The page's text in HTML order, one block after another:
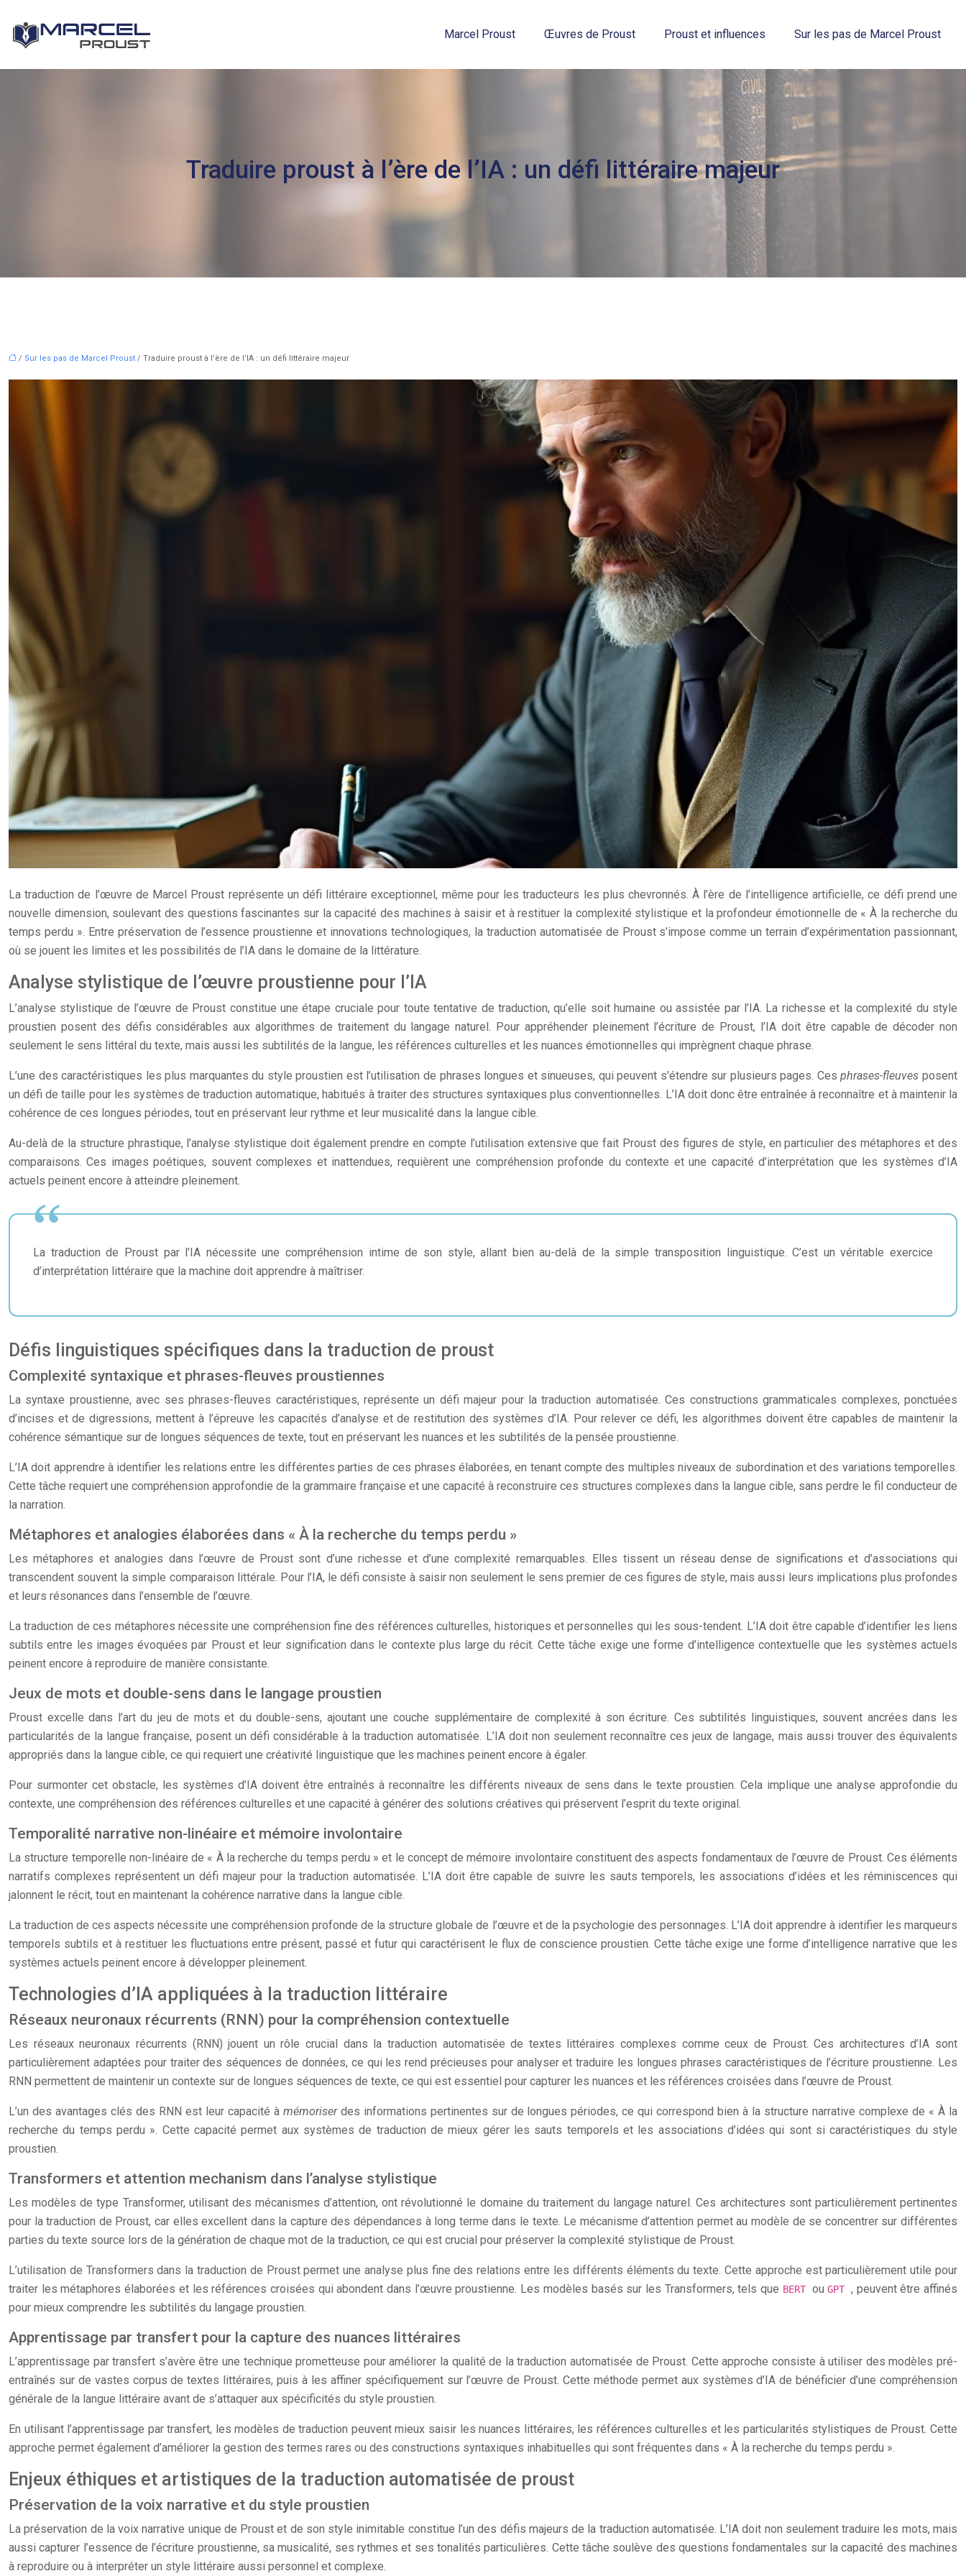
Marcel Proust Œuvres de Proust Proust et influences Sur les pas de Marcel Proust
Traduire proust à l’ère de l’IA : un défi littéraire majeur
/ Sur les pas de Marcel Proust / Traduire proust à l’ère de l’IA : un défi littéraire majeur
La traduction de l’œuvre de Marcel Proust représente un défi littéraire exceptionnel, même pour les traducteurs les plus chevronnés. À l’ère de l’intelligence artificielle, ce défi prend une
nouvelle dimension, soulevant des questions fascinantes sur la capacité des machines à saisir et à restituer la complexité stylistique et la profondeur émotionnelle de « À la recherche du
temps perdu ». Entre préservation de l’essence proustienne et innovations technologiques, la traduction automatisée de Proust s’impose comme un terrain d’expérimentation passionnant,
où se jouent les limites et les possibilités de l’IA dans le domaine de la littérature.
Analyse stylistique de l’œuvre proustienne pour l’IA
L’analyse stylistique de l’œuvre de Proust constitue une étape cruciale pour toute tentative de traduction, qu’elle soit humaine ou assistée par l’IA. La richesse et la complexité du style
proustien posent des défis considérables aux algorithmes de traitement du langage naturel. Pour appréhender pleinement l’écriture de Proust, l’IA doit être capable de décoder non
seulement le sens littéral du texte, mais aussi les subtilités de la langue, les références culturelles et les nuances émotionnelles qui imprègnent chaque phrase.
L’une des caractéristiques les plus marquantes du style proustien est l’utilisation de phrases longues et sinueuses, qui peuvent s’étendre sur plusieurs pages. Cesphrases-fleuvesposent
un défi de taille pour les systèmes de traduction automatique, habitués à traiter des structures syntaxiques plus conventionnelles. L’IA doit donc être entraînée à reconnaître et à maintenir la
cohérence de ces longues périodes, tout en préservant leur rythme et leur musicalité dans la langue cible.
Au-delà de la structure phrastique, l’analyse stylistique doit également prendre en compte l’utilisation extensive que fait Proust des figures de style, en particulier des métaphores et des
comparaisons. Ces images poétiques, souvent complexes et inattendues, requièrent une compréhension profonde du contexte et une capacité d’interprétation que les systèmes d’IA
actuels peinent encore à atteindre pleinement.
La traduction de Proust par l’IA nécessite une compréhension intime de son style, allant bien au-delà de la simple transposition linguistique. C’est un véritable exercice
d’interprétation littéraire que la machine doit apprendre à maîtriser.
Défis linguistiques spécifiques dans la traduction de proust
Complexité syntaxique et phrases-fleuves proustiennes
La syntaxe proustienne, avec ses phrases-fleuves caractéristiques, représente un défi majeur pour la traduction automatisée. Ces constructions grammaticales complexes, ponctuées
d’incises et de digressions, mettent à l’épreuve les capacités d’analyse et de restitution des systèmes d’IA. Pour relever ce défi, les algorithmes doivent être capables de maintenir la
cohérence sémantique sur de longues séquences de texte, tout en préservant les nuances et les subtilités de la pensée proustienne.
L’IA doit apprendre à identifier les relations entre les différentes parties de ces phrases élaborées, en tenant compte des multiples niveaux de subordination et des variations temporelles.
Cette tâche requiert une compréhension approfondie de la grammaire française et une capacité à reconstruire ces structures complexes dans la langue cible, sans perdre le fil conducteur de
la narration.
Métaphores et analogies élaborées dans « À la recherche du temps perdu »
Les métaphores et analogies dans l’œuvre de Proust sont d’une richesse et d’une complexité remarquables. Elles tissent un réseau dense de significations et d’associations qui
transcendent souvent la simple comparaison littérale. Pour l’IA, le défi consiste à saisir non seulement le sens premier de ces figures de style, mais aussi leurs implications plus profondes
et leurs résonances dans l’ensemble de l’œuvre.
La traduction de ces métaphores nécessite une compréhension fine des références culturelles, historiques et personnelles qui les sous-tendent. L’IA doit être capable d’identifier les liens
subtils entre les images évoquées par Proust et leur signification dans le contexte plus large du récit. Cette tâche exige une forme d’intelligence contextuelle que les systèmes actuels
peinent encore à reproduire de manière consistante.
Jeux de mots et double-sens dans le langage proustien
Proust excelle dans l’art du jeu de mots et du double-sens, ajoutant une couche supplémentaire de complexité à son écriture. Ces subtilités linguistiques, souvent ancrées dans les
particularités de la langue française, posent un défi considérable à la traduction automatisée. L’IA doit non seulement reconnaître ces jeux de langage, mais aussi trouver des équivalents
appropriés dans la langue cible, ce qui requiert une créativité linguistique que les machines peinent encore à égaler.
Pour surmonter cet obstacle, les systèmes d’IA doivent être entraînés à reconnaître les différents niveaux de sens dans le texte proustien. Cela implique une analyse approfondie du
contexte, une compréhension des références culturelles et une capacité à générer des solutions créatives qui préservent l’esprit du texte original.
Temporalité narrative non-linéaire et mémoire involontaire
La structure temporelle non-linéaire de « À la recherche du temps perdu » et le concept de mémoire involontaire constituent des aspects fondamentaux de l’œuvre de Proust. Ces éléments
narratifs complexes représentent un défi majeur pour la traduction automatisée. L’IA doit être capable de suivre les sauts temporels, les associations d’idées et les réminiscences qui
jalonnent le récit, tout en maintenant la cohérence narrative dans la langue cible.
La traduction de ces aspects nécessite une compréhension profonde de la structure globale de l’œuvre et de la psychologie des personnages. L’IA doit apprendre à identifier les marqueurs
temporels subtils et à restituer les fluctuations entre présent, passé et futur qui caractérisent le flux de conscience proustien. Cette tâche exige une forme d’intelligence narrative que les
systèmes actuels peinent encore à développer pleinement.
Technologies d’IA appliquées à la traduction littéraire
Réseaux neuronaux récurrents (RNN) pour la compréhension contextuelle
Les réseaux neuronaux récurrents (RNN) jouent un rôle crucial dans la traduction automatisée de textes littéraires complexes comme ceux de Proust. Ces architectures d’IA sont
particulièrement adaptées pour traiter des séquences de données, ce qui les rend précieuses pour analyser et traduire les longues phrases caractéristiques de l’écriture proustienne. Les
RNN permettent de maintenir un contexte sur de longues séquences de texte, ce qui est essentiel pour capturer les nuances et les références croisées dans l’œuvre de Proust.
L’un des avantages clés des RNN est leur capacité à mémoriser des informations pertinentes sur de longues périodes, ce qui correspond bien à la structure narrative complexe de « À la
recherche du temps perdu ». Cette capacité permet aux systèmes de traduction de mieux gérer les sauts temporels et les associations d’idées qui sont si caractéristiques du style
proustien.
Transformers et attention mechanism dans l’analyse stylistique
Les modèles de type Transformer, utilisant des mécanismes d’attention, ont révolutionné le domaine du traitement du langage naturel. Ces architectures sont particulièrement pertinentes
pour la traduction de Proust, car elles excellent dans la capture des dépendances à long terme dans le texte. Le mécanisme d’attention permet au modèle de se concentrer sur différentes
parties du texte source lors de la génération de chaque mot de la traduction, ce qui est crucial pour préserver la complexité stylistique de Proust.
L’utilisation de Transformers dans la traduction de Proust permet une analyse plus fine des relations entre les différents éléments du texte. Cette approche est particulièrement utile pour
traiter les métaphores élaborées et les références croisées qui abondent dans l’œuvre proustienne. Les modèles basés sur les Transformers, tels que BERT ouGPT , peuvent être affinés
pour mieux comprendre les subtilités du langage proustien.
Apprentissage par transfert pour la capture des nuances littéraires
L’apprentissage par transfert s’avère être une technique prometteuse pour améliorer la qualité de la traduction automatisée de Proust. Cette approche consiste à utiliser des modèles pré-
entraînés sur de vastes corpus de textes littéraires, puis à les affiner spécifiquement sur l’œuvre de Proust. Cette méthode permet aux systèmes d’IA de bénéficier d’une compréhension
générale de la langue littéraire avant de s’attaquer aux spécificités du style proustien.
En utilisant l’apprentissage par transfert, les modèles de traduction peuvent mieux saisir les nuances littéraires, les références culturelles et les particularités stylistiques de Proust. Cette
approche permet également d’améliorer la gestion des termes rares ou des constructions syntaxiques inhabituelles qui sont fréquentes dans « À la recherche du temps perdu ».
Enjeux éthiques et artistiques de la traduction automatisée de proust
Préservation de la voix narrative et du style proustien
La préservation de la voix narrative unique de Proust et de son style inimitable constitue l’un des défis majeurs de la traduction automatisée. L’IA doit non seulement traduire les mots, mais
aussi capturer l’essence de l’écriture proustienne, sa musicalité, ses rythmes et ses tonalités particulières. Cette tâche soulève des questions fondamentales sur la capacité des machines
à reproduire ou à interpréter un style littéraire aussi personnel et complexe.